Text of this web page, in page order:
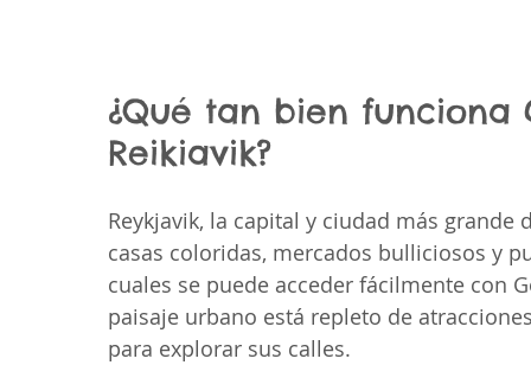
¿Qué tan bien
Reikiavik?
Reykjavik, la capital y ciudad más
casas coloridas, mercados bulliciosos y
cuales se puede acceder fácilmente con
paisaje urbano está repleto de
para explorar sus calles.